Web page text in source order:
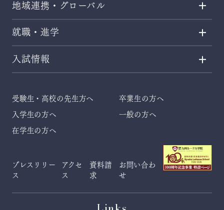
地域連携・グローバル
就職・進学
入試情報
受験生・高校の先生方へ
入学生の方へ
在学生の方へ
卒業生の方へ
一般の方へ
プレスリリー
ス
アクセ
ス
資料請
求
お問い合わ
せ